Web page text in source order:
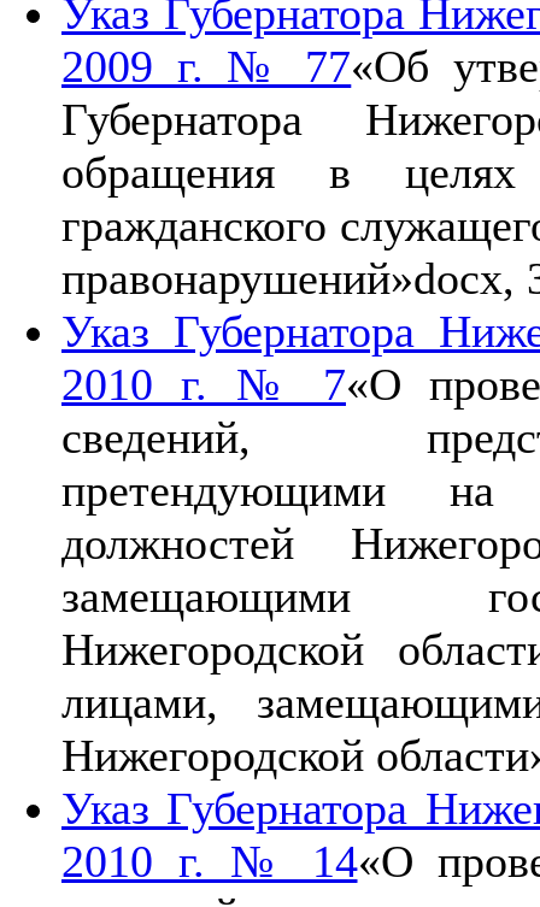
Указ Губернатора
2009 г. № 77«Об
Губернатора
обращения в целях
гражданского
правонарушений»docx,
Указ Губернатора
2010 г. № 7«О
сведений,
претендующими на
должностей
замещающими
Нижегородской
лицами,
Нижегородской
Указ Губернатора
2010 г. № 14«О